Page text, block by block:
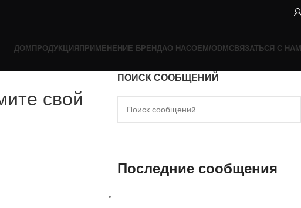
ДОМПРОДУКЦИЯПРИМЕНЕНИЕ БРЕНДАО НАСOEM/ODMСВЯЗАТЬСЯ С
свой
ПОИСК СООБЩЕНИЙ
Последние сообщения